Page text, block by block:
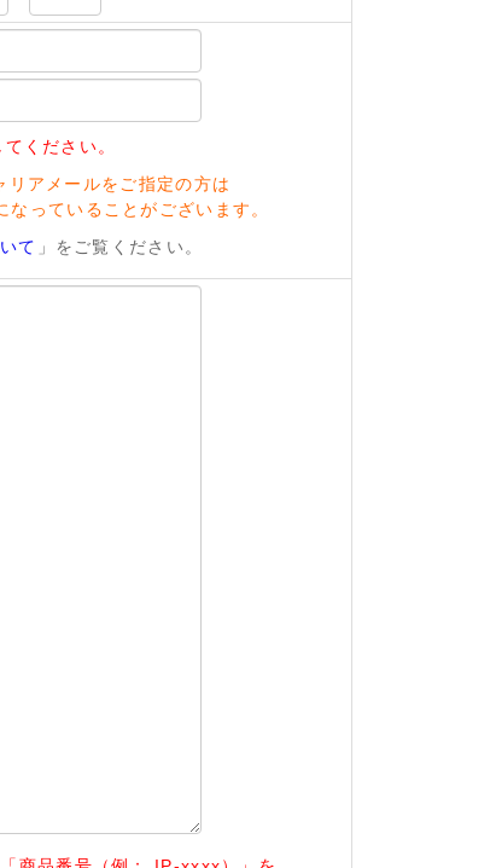
ください。
リアメールをご指定の方は
っていることがございます。
て 」をご覧ください。